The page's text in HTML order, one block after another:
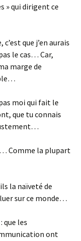
» qui dirigent ce
que j’en aurais
le cas… Car,
marge de
moi qui fait le
que tu connais
Comme la plupart
la naïveté de
sur ce monde…
que les
ont